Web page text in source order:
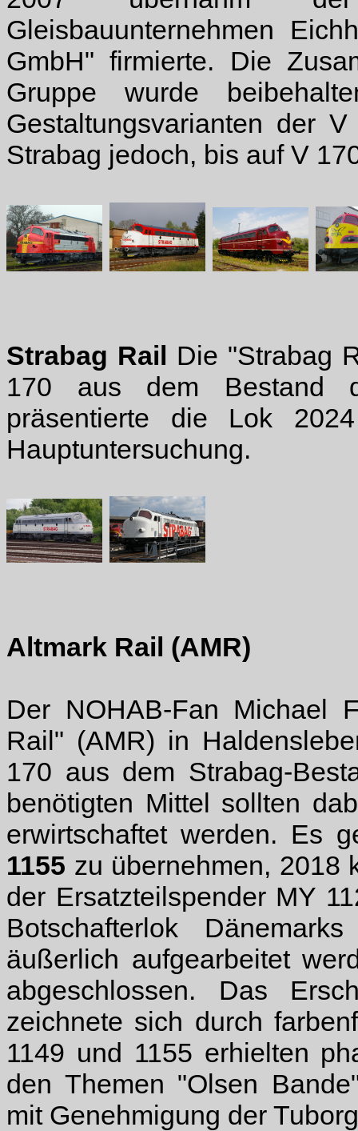
Gleisbauunternehmen
GmbH" firmierte. Die
Gruppe wurde
Gestaltungsvarianten der
Strabag jedoch, bis auf V
Strabag Rail Die "Strabag
170 aus dem Bestand
präsentierte die Lok
Hauptuntersuchung.
Altmark Rail (AMR)
Der NOHAB-Fan Michael
Rail" (AMR) in
170 aus dem Strabag-
benötigten Mittel sollten
erwirtschaftet werden. Es
1155 zu übernehmen, 2018
der Ersatzteilspender MY
Botschafterlok
äußerlich aufgearbeitet
abgeschlossen. Das
zeichnete sich durch
1149 und 1155 erhielten
den Themen "Olsen
mit Genehmigung der